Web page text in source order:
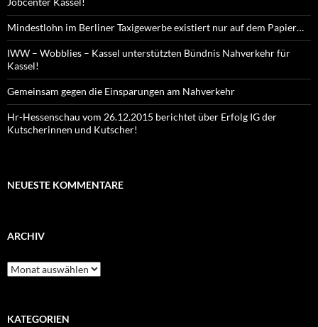
Mindestlohn im Berliner Taxigewerbe existiert nur auf dem Papier…
IWW – Wobblies – Kassel unterstützten Bündnis Nahverkehr für
Kassel!
Gemeinsam gegen die Einsparungen am Nahverkehr
Hr-Hessenschau vom 26.12.2015 berichtet über Erfolg IG der
Kutscherinnen und Kutscher!
NEUESTE KOMMENTARE
ARCHIV
Archiv
KATEGORIEN